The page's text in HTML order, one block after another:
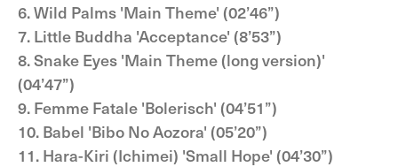
6. Wild Palms 'Main Theme' (02’46”)
7. Little Buddha 'Acceptance' (8’53”)
8. Snake Eyes 'Main Theme (long version)'
(04’47”)
9. Femme Fatale 'Bolerisch' (04’51”)
10. Babel 'Bibo No Aozora' (05’20”)
11. Hara-Kiri (Ichimei) 'Small Hope' (04’30”)